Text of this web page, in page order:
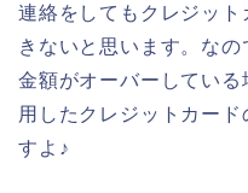
連絡をしてもクレジッ
きないと思います。な
金額がオーバーしている
用したクレジットカー
すよ♪